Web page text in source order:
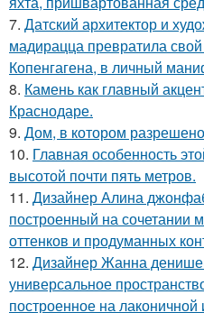
7. Датский архитектор и
мадирацца превратила
Копенгагена, в личный
8. Камень как главный
Краснодаре.
9. Дом, в котором
10. Главная особенность
высотой почти пять метров.
11. Дизайнер Алина
построенный на сочетании
оттенков и продуманных
12. Дизайнер Жанна
универсальное
построенное на